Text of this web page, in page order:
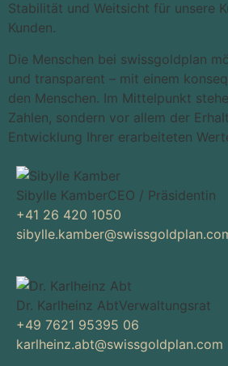
Stabilität und Weitsicht für unsere
Kunden.
Die Menschen bei swissgoldplan
und transparent – mit einem
den Menschen. Im Mittelpunkt
Zahlen, sondern vor allem der
Entwicklung Ihrer erarbeiteten
Sibylle Kamber​CEO / Präsidentin
+41 26 420 1050
Dr. Karlheinz Abt​Verwaltungsrat​
+49 7621 95395 06
karlheinz.abt@swissgoldplan.com